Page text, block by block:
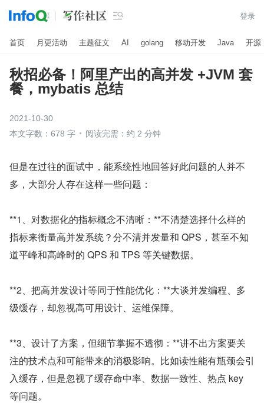
 登录
首页 月更活动 主题征文 AI golang 移动开发 Java 开源
秋招必备！阿里产出的高并发 +JVM 套
餐，mybatis 总结
2021-10-30
本文字数：678 字
阅读完需：约 2 分钟
但是在过往的面试中，能系统性地回答好此问题的人并不
多，大部分人存在这样一些问题：
**1、对数据化的指标概念不清晰：**不清楚选择什么样的
指标来衡量高并发系统？分不清并发量和 QPS，甚至不知
道平峰和高峰时的 QPS 和 TPS 等关键数据。
**2、把高并发设计等同于性能优化：**大谈并发编程、多
级缓存，却忽视高可用设计、运维保障。
**3、设计了方案，但细节掌握不透彻：**讲不出方案要关
注的技术点和可能带来的消极影响。比如读性能有瓶颈会引
入缓存，但是忽视了缓存命中率、数据一致性、热点 key
等问题。